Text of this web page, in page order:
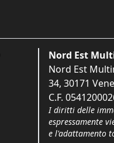
Nord Est
Nord Est
34, 30171
C.F.
I diritti delle
espressamente
e l'adattamento